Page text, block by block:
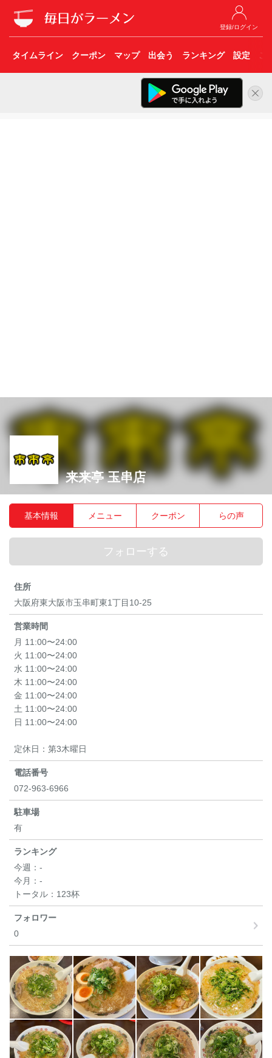
登録/ログイン
タイムライン クーポン マップ 出会う ランキング 設定 こ
来来亭 玉串店
基本情報 メニュー クーポン らの声
フォローする
住所
大阪府東大阪市玉串町東1丁目10-25
営業時間
月 11:00〜24:00
火 11:00〜24:00
水 11:00〜24:00
木 11:00〜24:00
金 11:00〜24:00
土 11:00〜24:00
日 11:00〜24:00
定休日：第3木曜日
電話番号
072-963-6966
駐車場
有
ランキング
今週： -
今月： -
トータル： 123杯
フォロワー
0